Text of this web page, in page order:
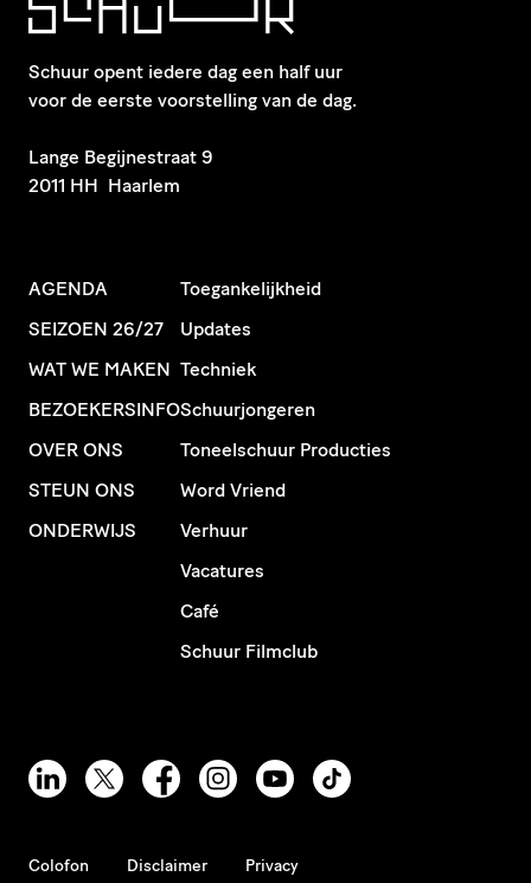
Schuur opent iedere dag een half uur
voor de eerste voorstelling van de dag.
​Lange Begijnestraat 9
2011 HH Haarlem
AGENDA
SEIZOEN 26/27
WAT WE MAKEN
BEZOEKERSINFO
OVER ONS
STEUN ONS
ONDERWIJS
Toegankelijkheid
Updates
Techniek
Schuurjongeren
Toneelschuur Producties
Word Vriend
Verhuur
Vacatures
Café
Schuur Filmclub
Colofon Disclaimer Privacy